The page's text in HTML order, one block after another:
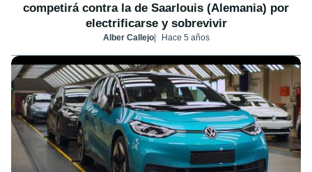
competirá contra la de Saarlouis (Alemania) por
electrificarse y sobrevivir
Alber Callejo Hace 5 años